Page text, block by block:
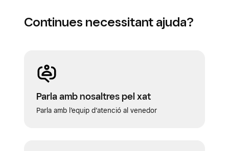
Continues necessitant ajuda?
Parla amb nosaltres pel xat
Parla amb l’equip d’atenció al venedor